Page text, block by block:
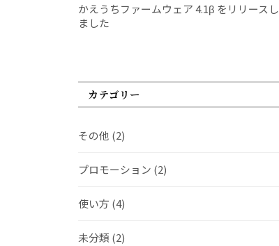
かえうちファームウェア 4.1β をリリースし
ました
カテゴリー
その他 (2)
プロモーション (2)
使い方 (4)
未分類 (2)